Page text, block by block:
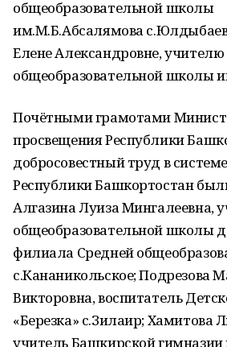
общеобразовательной школы
им.М.Б.Абсалямова
Елене Александровне,
общеобразовательной школы
Почётными грамотами
просвещения Республики
добросовестный труд в
Республики Башкортостан
Алгазина Луиза Мингалеевна,
общеобразовательной школы
филиала Средней
с.Кананикольское; Подрезова
Викторовна, воспитатель
«Березка» с.Зилаир; Хамитова
учитель Башкирской